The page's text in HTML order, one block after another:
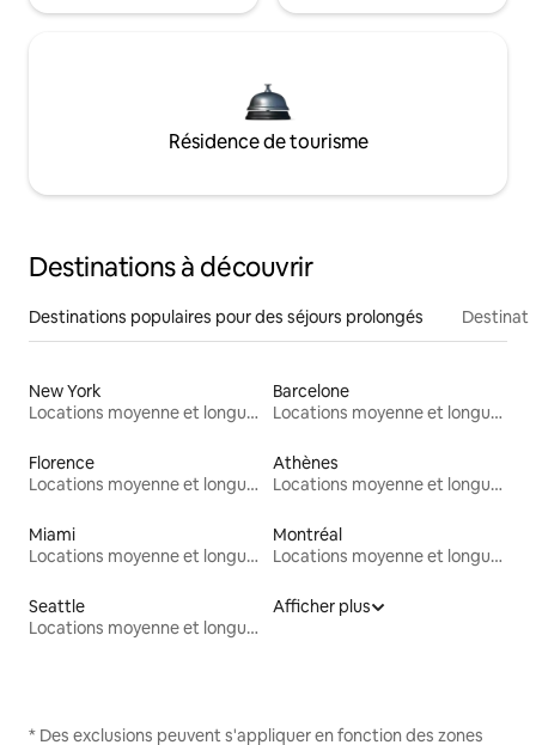
Résidence de tourisme
Destinations à découvrir
Destinations populaires pour des séjours prolongés
New York
Locations moyenne et longue durée
Barcelone
Locations moyenne et longue durée
Florence
Locations moyenne et longue durée
Athènes
Locations moyenne et longue durée
Miami
Locations moyenne et longue durée
Montréal
Locations moyenne et longue durée
Seattle
Locations moyenne et longue durée
Afficher plus
* Des exclusions peuvent s'appliquer en fonction des zones